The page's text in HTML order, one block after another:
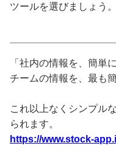
ツールを選びましょう。
「社内の情報を、簡単
チームの情報を、最も
これ以上なくシンプル
られます。
https://www.stock-